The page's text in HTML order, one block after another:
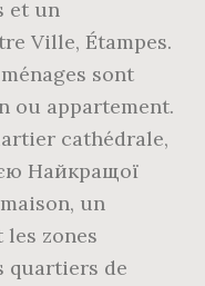
et un
Ville, Étampes.
sont
ou appartement.
cathédrale,
Найкращої
un
zones
quartiers de